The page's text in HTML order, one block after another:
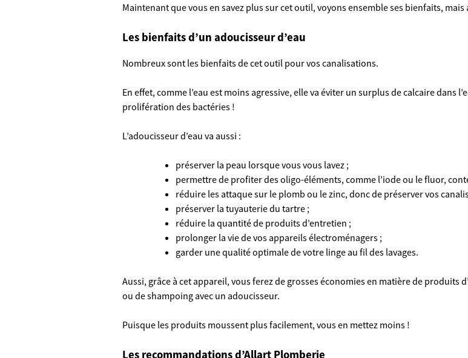
Maintenant que vous en savez plus sur cet outil, voyons ensemble ses bienfaits,
Les bienfaits d’un adoucisseur d’eau
Nombreux sont les bienfaits de cet outil pour vos canalisations.
En effet, comme l’eau est moins agressive, elle va éviter un surplus de calcaire dans
prolifération des bactéries !
L’adoucisseur d’eau va aussi :
préserver la peau lorsque vous vous lavez ;
permettre de profiter des oligo-éléments, comme l’iode ou le fluor,
réduire les attaque sur le plomb ou le zinc, donc de préserver vos
préserver la tuyauterie du tartre ;
réduire la quantité de produits d’entretien ;
prolonger la vie de vos appareils électroménagers ;
garder une qualité optimale de votre linge au fil des lavages.
Aussi, grâce à cet appareil, vous ferez de grosses économies en matière de produits
ou de shampoing avec un adoucisseur.
Puisque les produits moussent plus facilement, vous en mettez moins !
Les recommandations d’Allart Plomberie